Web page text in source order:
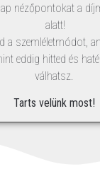
nézőpontokat a
alatt!
a szemléletmódot,
eddig hitted és
válhatsz.
Tarts velünk most!